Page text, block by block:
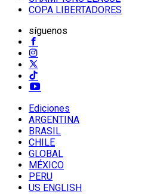
COPA LIBERTADORES
síguenos
Ediciones
ARGENTINA
BRASIL
CHILE
GLOBAL
MÉXICO
PERU
US ENGLISH